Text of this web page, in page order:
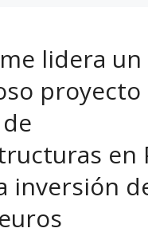
lidera un
proyecto
en
inversión